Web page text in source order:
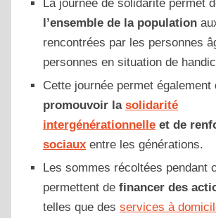
La journée de solidarité permet
l’ensemble de la population
rencontrées par les personnes
personnes en situation de
Cette journée permet également
promouvoir la solidarité
intergénérationnelle et de
sociaux entre les générations.
Les sommes récoltées pendant
permettent de financer des
telles que des services à